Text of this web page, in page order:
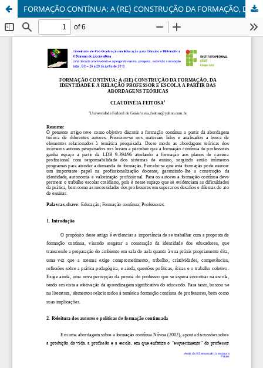
FORMAÇÃO CONTÍNUA: A (RE) CONSTRUÇÃO DA FORMAÇÃO, DA IDENTIDADE E A RELAÇÃO PROFESSOR E ESCOLA A PARTIR DAS ABORDAGENS TEÓRICAS